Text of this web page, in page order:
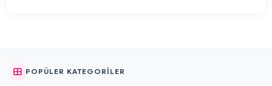
POPÜLER KATEGORILER